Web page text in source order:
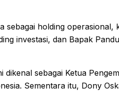
sebagai holding
investasi, dan Bapak
dikenal sebagai Ketua
Sementara itu, Dony